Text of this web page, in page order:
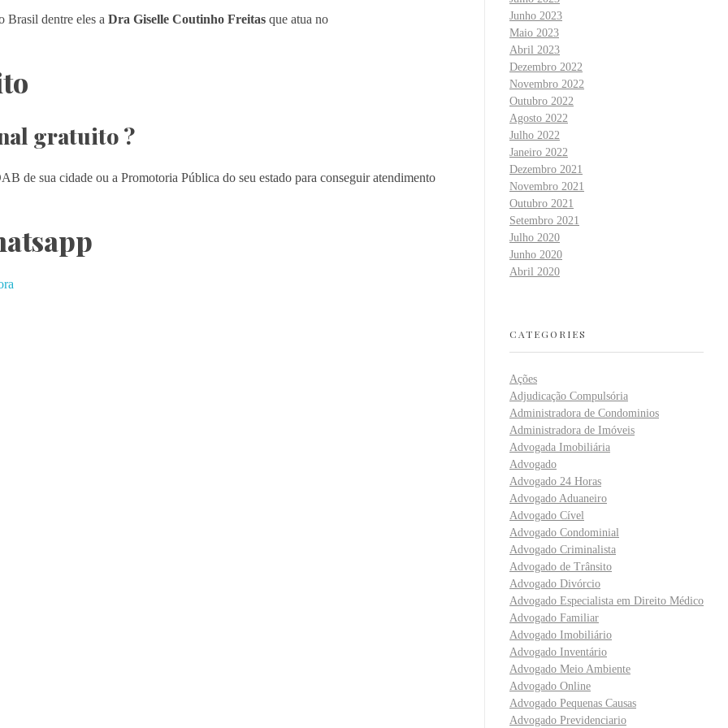
Brasil dentre eles a Dra Giselle Coutinho Freitas que atua no
gratuito ?
de sua cidade ou a Promotoria Pública do seu estado para conseguir atendimento
Junho 2023
Maio 2023
Abril 2023
Dezembro 2022
Novembro 2022
Outubro 2022
Agosto 2022
Julho 2022
Janeiro 2022
Dezembro 2021
Novembro 2021
Outubro 2021
Setembro 2021
Julho 2020
Junho 2020
Abril 2020
CATEGORIES
Ações
Adjudicação Compulsória
Administradora de Condominios
Administradora de Imóveis
Advogada Imobiliária
Advogado
Advogado 24 Horas
Advogado Aduaneiro
Advogado Cível
Advogado Condominial
Advogado Criminalista
Advogado de Trânsito
Advogado Divórcio
Advogado Especialista em Direito Médico
Advogado Familiar
Advogado Imobiliário
Advogado Inventário
Advogado Meio Ambiente
Advogado Online
Advogado Pequenas Causas
Advogado Previdenciario